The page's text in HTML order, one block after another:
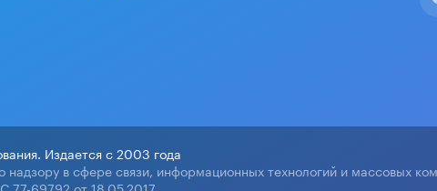
Издается с 2003 года
в сфере связи, информационных технологий и массовых